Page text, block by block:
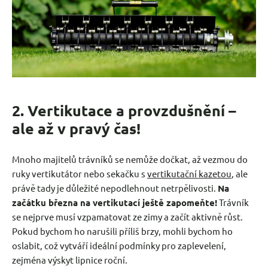
2. Vertikutace a provzdušnění –
ale až v pravý čas!
Mnoho majitelů trávníků se nemůže dočkat, až vezmou do
ruky vertikutátor nebo sekačku s vertikutační kazetou , ale
právě tady je důležité nepodlehnout netrpělivosti. Na
začátku března na vertikutací ještě zapomeňte!Trávník
se nejprve musí vzpamatovat ze zimy a začít aktivně růst.
Pokud bychom ho narušili příliš brzy, mohli bychom ho
oslabit, což vytváří ideální podmínky pro zaplevelení,
zejména výskyt lipnice roční.